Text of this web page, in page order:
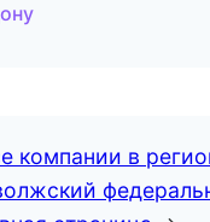
компании в